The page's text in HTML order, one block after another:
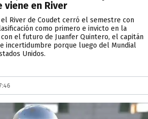
viene en River
River de Coudet cerró el semestre con
como primero e invicto en la
con el futuro de Juanfer Quintero, el capitán
incertidumbre porque luego del Mundial
Unidos.